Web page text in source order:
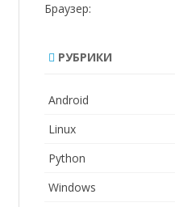
Браузер:
РУБРИКИ
Android
Linux
Python
Windows